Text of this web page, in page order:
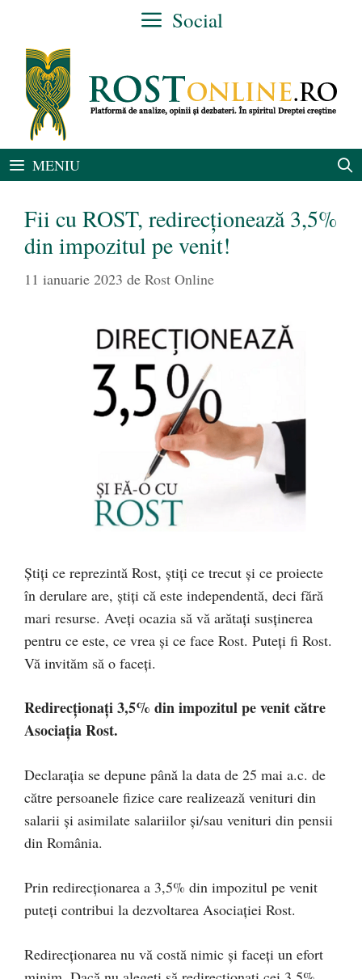
conținut
Social
MENIU
Fii cu ROST, redirecționează 3,5%
din impozitul pe venit!
11 ianuarie 2023 de Rost Online
Știți ce reprezintă Rost, știți ce trecut și ce proiecte
în derulare are, știți că este independentă, deci fără
mari resurse. Aveți ocazia să vă arătați susținerea
pentru ce este, ce vrea și ce face Rost. Puteți fi Rost.
Vă invităm să o faceți.
Redirecţionați 3,5% din impozitul pe venit către
Asociația Rost.
Declarația se depune până la data de 25 mai a.c. de
către persoanele fizice care realizează venituri din
salarii și asimilate salariilor și/sau venituri din pensii
din România.
Prin redirecţionarea a 3,5% din impozitul pe venit
puteţi contribui la dezvoltarea Asociației Rost.
Redirecţionarea nu vă costă nimic și faceți un efort